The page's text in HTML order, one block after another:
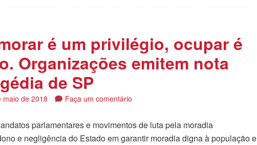
é um privilégio, ocupar é
Organizações emitem nota
de SP
maio de 2018 Faça um comentário
parlamentares e movimentos de luta pela moradia
e negligência do Estado em garantir moradia digna à população e